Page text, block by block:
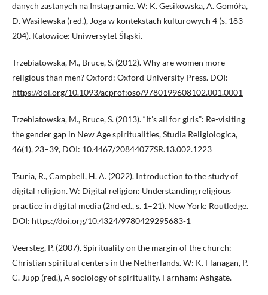
danych zastanych na Instagramie. W: K. Gęsikowska, A. Gomóła,
D. Wasilewska (red.), Joga w kontekstach kulturowych 4 (s. 183–
204). Katowice: Uniwersytet Śląski.
Trzebiatowska, M., Bruce, S. (2012). Why are women more
religious than men? Oxford: Oxford University Press. DOI:
https://doi.org/10.1093/acprof:oso/9780199608102.001.0001
Trzebiatowska, M., Bruce, S. (2013). “It’s all for girls”: Re-visiting
the gender gap in New Age spiritualities, Studia Religiologica,
46(1), 23–39, DOI: 10.4467/20844077SR.13.002.1223
Tsuria, R., Campbell, H. A. (2022). Introduction to the study of
digital religion. W: Digital religion: Understanding religious
practice in digital media (2nd ed., s. 1–21). New York: Routledge.
DOI: https://doi.org/10.4324/9780429295683-1
Veersteg, P. (2007). Spirituality on the margin of the church:
Christian spiritual centers in the Netherlands. W: K. Flanagan, P.
C. Jupp (red.), A sociology of spirituality. Farnham: Ashgate.